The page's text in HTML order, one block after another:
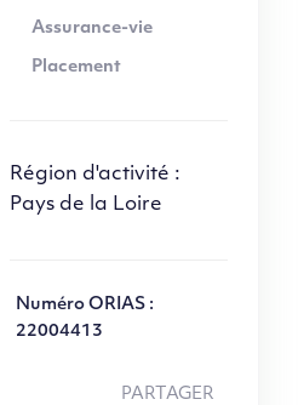
Assurance-vie
Placement
Région d'activité :
Pays de la Loire
Numéro ORIAS :
22004413
PARTAGER